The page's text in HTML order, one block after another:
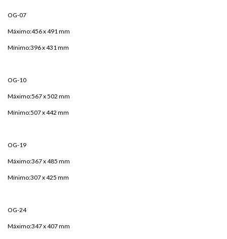
OG-07
Máximo:456 x 491 mm
Mínimo:396 x 431 mm
OG-10
Máximo:567 x 502 mm
Mínimo:507 x 442 mm
OG-19
Máximo:367 x 485 mm
Mínimo:307 x 425 mm
OG-24
Máximo:347 x 407 mm